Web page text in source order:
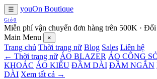
☰ youOn Boutique
Giỏ0
Miễn phí vận chuyển đơn hàng trên 500K ·
Main Menu
×
Trang chủ Thời trang nữ Blog Sales Liên hệ
← Thời trang nữ ÁO BLAZER ÁO CÔNG
KHOÁC ÁO KIỂU ĐẦM DÀI ĐẦM NGẮN
DÀI Xem tất cả →